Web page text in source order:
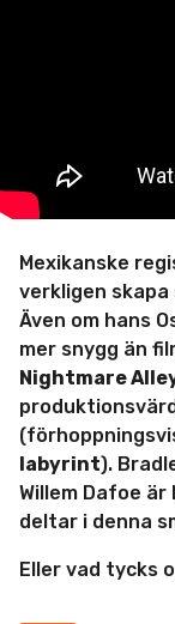
Mexikanske
verkligen
Även om hans
mer snygg än
Nightmare
labyrint).
Willem Dafoe
deltar i denna
Eller vad tycks